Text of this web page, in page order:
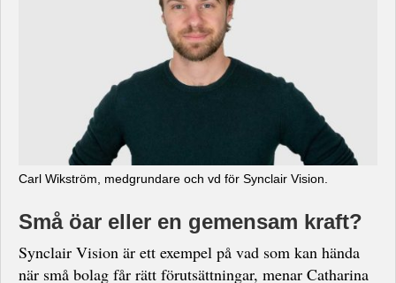
Carl Wikström, medgrundare och vd för Synclair Vision.
Små öar eller en gemensam kraft?
Synclair Vision är ett exempel på vad som kan hända
när små bolag får rätt förutsättningar, menar Catharina